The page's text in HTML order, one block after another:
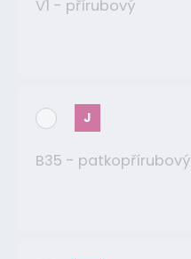
V1 - přírubový
J
B35 - patkopřírubový